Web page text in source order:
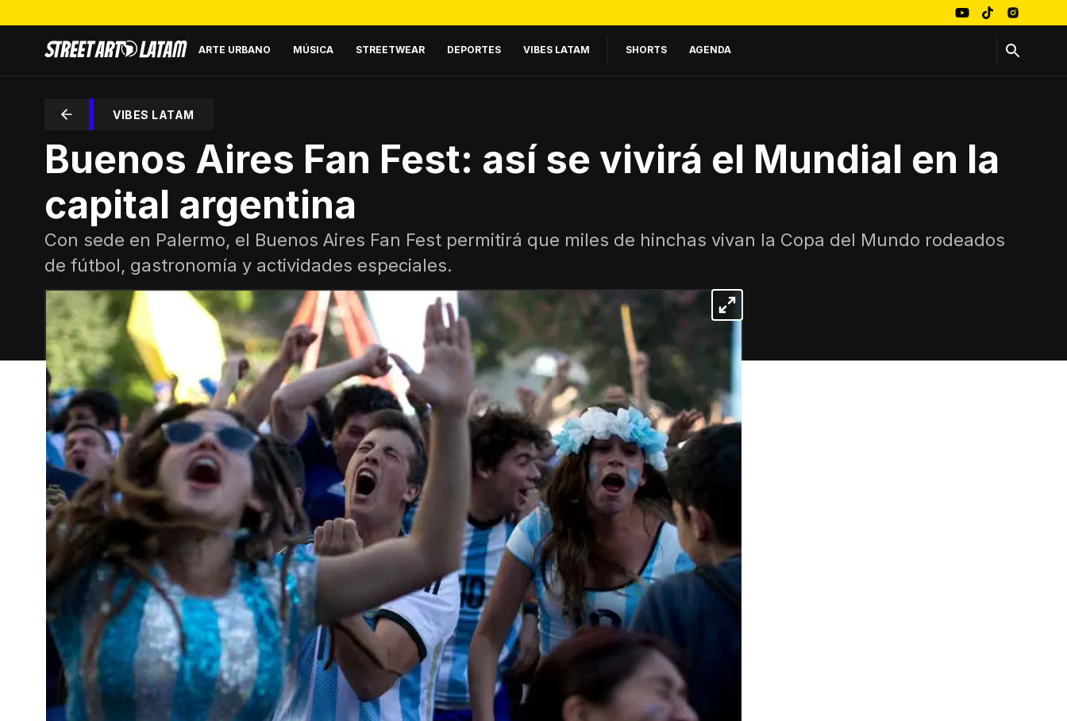
ARTE URBANO MÚSICA STREETWEAR DEPORTES VIBES LATAM SHORTS AGENDA
VIBES LATAM
Buenos Aires Fan Fest: así se vivirá el Mundial en la
capital argentina
Con sede en Palermo, el Buenos Aires Fan Fest permitirá que miles de hinchas vivan la Copa del Mundo rodeados
de fútbol, gastronomía y actividades especiales.